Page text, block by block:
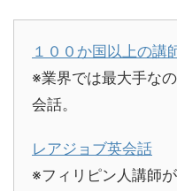
１００か国以上の講
※業界では最大手な
会話。
レアジョブ英会話
※フィリピン人講師